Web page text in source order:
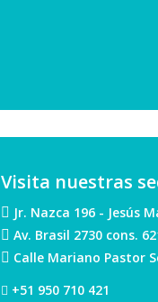
Visita nuestras
Jr. Nazca 196 - Jesús
Av. Brasil 2730 cons.
Calle Mariano Pastor
+51 950 710 421